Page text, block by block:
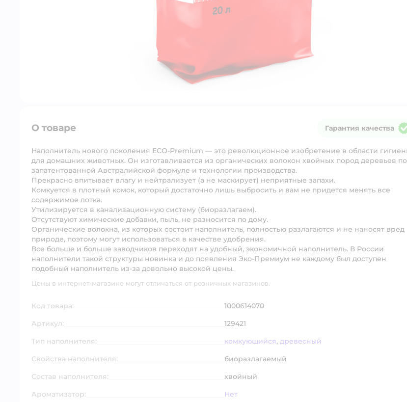
О товаре Гарантия качества
Наполнитель нового поколения ECO-Premium — это революционное изобретение в области
для домашних животных. Он изготавливается из органических волокон хвойных пород деревьев по
запатентованной Австралийской формуле и технологии производства.
Прекрасно впитывает влагу и нейтрализует (а не маскирует) неприятные запахи.
Комкуется в плотный комок, который достаточно лишь выбросить и вам не придется менять все
содержимое лотка.
Утилизируется в канализационную систему (биоразлагаем).
Отсутствуют химические добавки, пыль, не разносится по дому.
Органические волокна, из которых состоит наполнитель, полностью разлагаются и не наносят вред
природе, поэтому могут использоваться в качестве удобрения.
Все больше и больше заводчиков переходят на удобный, экономичной наполнитель. В России
наполнители такой структуры новинка и до появления Эко-Премиум не каждому был доступен
подобный наполнитель из-за довольно высокой цены.
Цены в интернет-магазине могут отличаться от розничных магазинов.
Код товара:
1000614070
Артикул:
129421
Тип наполнителя:
комкующийся, древесный
Свойства наполнителя:
биоразлагаемый
Состав наполнителя:
хвойный
Ароматизатор:
Нет